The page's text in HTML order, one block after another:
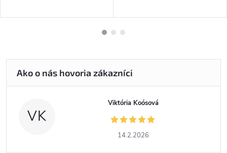
VK
Viktória Koósová
14.2.2026